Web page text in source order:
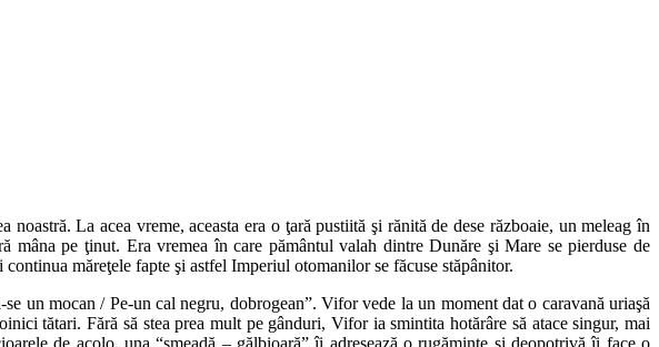
La acea vreme, aceasta era o ţară pustiită şi rănită de dese războaie, un meleag în
pe ţinut. Era vremea în care pământul valah dintre Dunăre şi Mare se pierduse de
măreţele fapte şi astfel Imperiul otomanilor se făcuse stăpânitor.
mocan / Pe-un cal negru, dobrogean”. Vifor vede la un moment dat o caravană uriaşă
tătari. Fără să stea prea mult pe gânduri, Vifor ia smintita hotărâre să atace singur, mai
de acolo, una “smeadă – gălbioară” îi adresează o rugăminte şi deopotrivă îi face o